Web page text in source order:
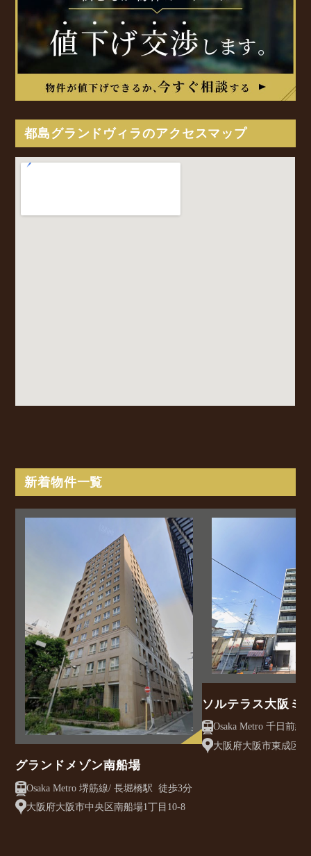
都島グランドヴィラのアクセスマップ
新着物件一覧
グランドメゾン南船場
Osaka Metro 堺筋線/ 長堀橋駅 徒歩3分
大阪府大阪市中央区南船場1丁目10-8
ソルテラス大阪ミ
クレアスト
大阪府大阪市東成区